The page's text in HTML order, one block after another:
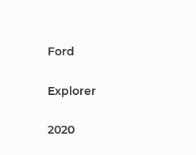
Ford
Explorer
2020